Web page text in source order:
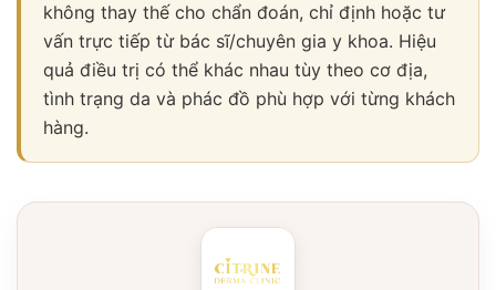
không thay thế cho chẩn đoán, chỉ định hoặc tư
vấn trực tiếp từ bác sĩ/chuyên gia y khoa. Hiệu
quả điều trị có thể khác nhau tùy theo cơ địa,
tình trạng da và phác đồ phù hợp với từng khách
hàng.